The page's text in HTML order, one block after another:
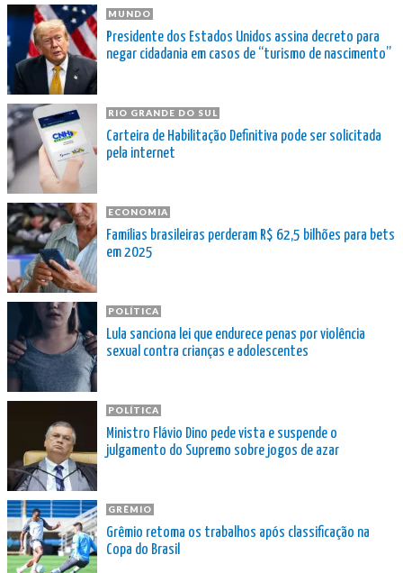
MUNDO
Presidente dos Estados Unidos assina decreto para
negar cidadania em casos de “turismo de nascimento”
RIO GRANDE DO SUL
Carteira de Habilitação Definitiva pode ser solicitada
pela internet
ECONOMIA
Famílias brasileiras perderam R$ 62,5 bilhões para bets
em 2025
POLÍTICA
Lula sanciona lei que endurece penas por violência
sexual contra crianças e adolescentes
POLÍTICA
Ministro Flávio Dino pede vista e suspende o
julgamento do Supremo sobre jogos de azar
GRÊMIO
Grêmio retoma os trabalhos após classificação na
Copa do Brasil